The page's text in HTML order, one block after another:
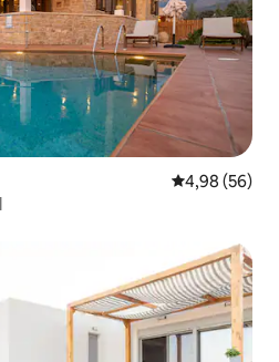
4,98 av 5 i
4,98 (56)